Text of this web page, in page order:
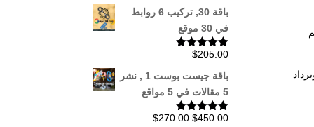
النمو بشكل ملحوظ، وتقدر حصته السوقية بنحو 2-3%، ويزداد
باقة 30, تركيب 6 روابط
في 30 موقع
تم التقييم
$205.00
باقة جيست بوست 1 , نشر
5 مقالات في 5 مواقع
تم التقييم
$450.00
السعر
$270.00 السعر